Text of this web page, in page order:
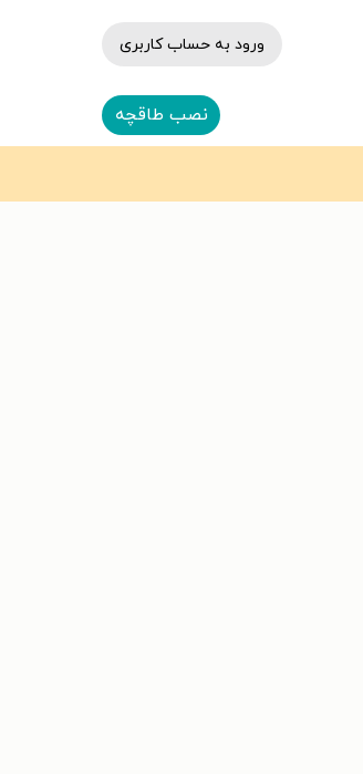
ورود به حساب کاربری
نصب طاقچه